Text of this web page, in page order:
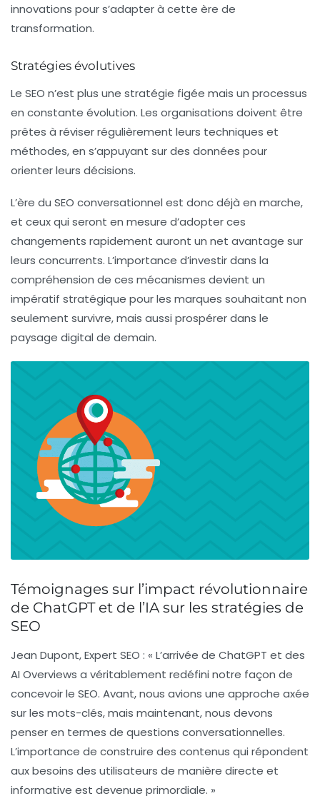
innovations pour s’adapter à cette ère de
transformation.
Stratégies évolutives
Le SEO n’est plus une stratégie figée mais un processus
en constante évolution. Les organisations doivent être
prêtes à réviser régulièrement leurs techniques et
méthodes, en s’appuyant sur des données pour
orienter leurs décisions.
L’ère du SEO conversationnel est donc déjà en marche,
et ceux qui seront en mesure d’adopter ces
changements rapidement auront un net avantage sur
leurs concurrents. L’importance d’investir dans la
compréhension de ces mécanismes devient un
impératif stratégique pour les marques souhaitant non
seulement survivre, mais aussi prospérer dans le
paysage digital de demain.
Témoignages sur l’impact révolutionnaire
de ChatGPT et de l’IA sur les stratégies de
SEO
Jean Dupont, Expert SEO : « L’arrivée de ChatGPT et des
AI Overviews a véritablement redéfini notre façon de
concevoir le SEO. Avant, nous avions une approche axée
sur les mots-clés, mais maintenant, nous devons
penser en termes de questions conversationnelles.
L’importance de construire des contenus qui répondent
aux besoins des utilisateurs de manière directe et
informative est devenue primordiale. »